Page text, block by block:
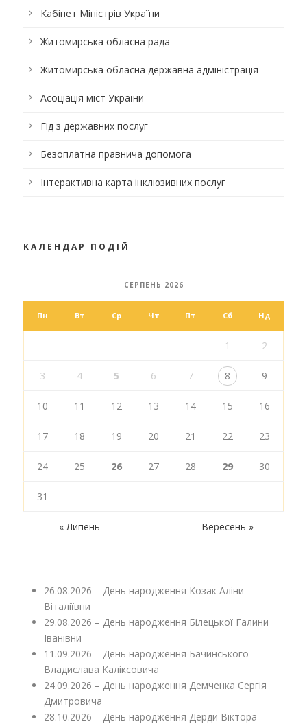
Кабінет Міністрів України
Житомирська обласна рада
Житомирська обласна державна адміністрація
Асоціація міст України
Гід з державних послуг
Безоплатна правнича допомога
Інтерактивна карта інклюзивних послуг
КАЛЕНДАР ПОДІЙ
СЕРПЕНЬ 2026
Пн Вт Ср Чт Пт Сб Нд
1 2
3 4 5 6 7 8 9
10 11 12 13 14 15 16
17 18 19 20 21 22 23
24 25 26 27 28 29 30
31
« Липень Вересень »
26.08.2026 – День народження Козак Аліни
Віталіївни
29.08.2026 – День народження Білецької Галини
Іванівни
11.09.2026 – День народження Бачинського
Владислава Каліксовича
24.09.2026 – День народження Демченка Сергія
Дмитровича
28.10.2026 – День народження Дерди Віктора